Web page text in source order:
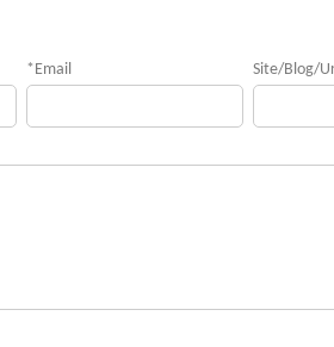
* Email Site/Blog/